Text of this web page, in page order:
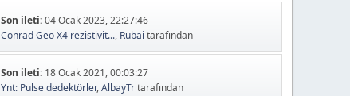
Son ileti:04 Ocak 2023, 22:27:46
Conrad Geo X4 rezistivit..., Rubai tarafından
Son ileti: 18 Ocak 2021, 00:03:27
Ynt: Pulse dedektörler,AlbayTrtarafından